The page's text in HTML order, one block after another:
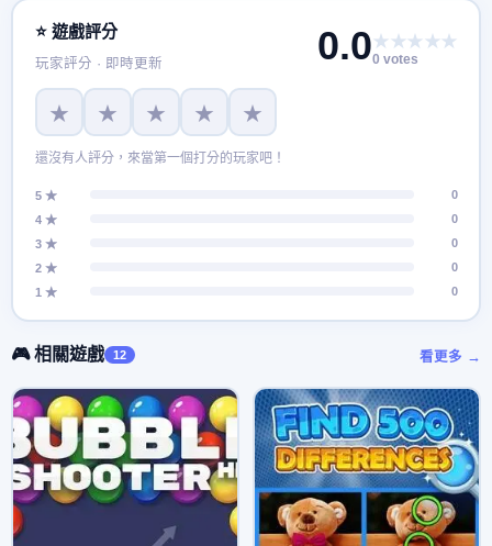
⭐ 遊戲評分
玩家評分 · 即時更新 0.0★★★★★
0 votes
★ ★ ★ ★ ★
還沒有人評分，來當第一個打分的玩家吧！
5 ★
0
4 ★
0
3 ★
0
2 ★
0
1 ★
0
🎮 相關遊戲 12 看更多 →